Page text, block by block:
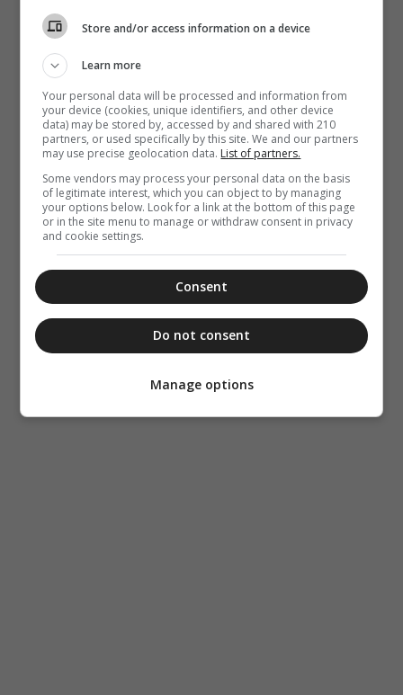
Store and/or access information on a device
Learn more
Your personal data will be processed and information from
your device (cookies, unique identifiers, and other device
data) may be stored by, accessed by and shared with 210
partners, or used specifically by this site. We and our partners
may use precise geolocation data. List of partners.
Some vendors may process your personal data on the basis
of legitimate interest, which you can object to by managing
your options below. Look for a link at the bottom of this page
or in the site menu to manage or withdraw consent in privacy
and cookie settings.
Consent
Do not consent
Manage options